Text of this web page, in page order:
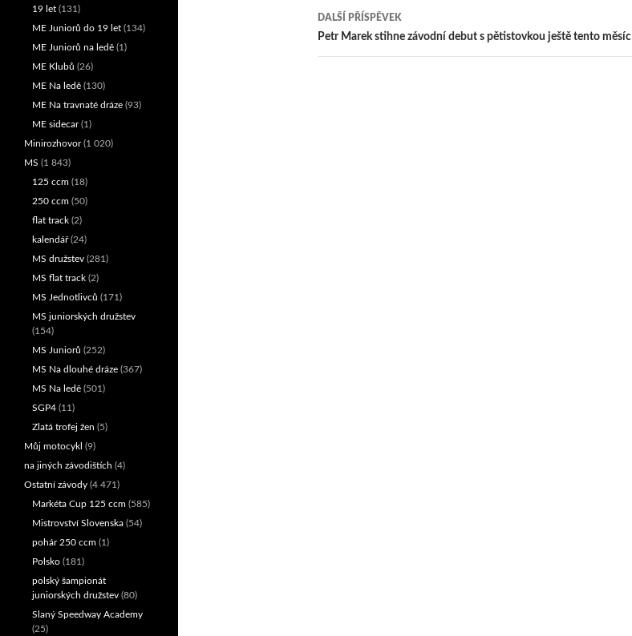
pro
příspěvek
DALŠÍ PŘÍSPĚVEK
Petr Marek stihne závodní debut s pětistovkou ještě tento měsíc
19 let (131)
ME Juniorů do 19 let (134)
ME Juniorů na ledě (1)
ME Klubů (26)
ME Na ledě (130)
ME Na travnaté dráze (93)
ME sidecar(1)
Minirozhovor(1 020)
MS (1 843)
125 ccm (18)
250 ccm (50)
flat track (2)
kalendář(24)
MS družstev (281)
MS flat track (2)
MS Jednotlivců (171)
MS juniorských družstev
(154)
MS Juniorů (252)
MS Na dlouhé dráze (367)
MS Na ledě (501)
SGP4 (11)
Zlatá trofej žen (5)
Můj motocykl (9)
na jiných závodištích (4)
Ostatní závody (4 471)
Markéta Cup 125 ccm (585)
Mistrovství Slovenska (54)
pohár 250 ccm (1)
Polsko (181)
polský šampionát
juniorských družstev (80)
Slaný Speedway Academy
(25)